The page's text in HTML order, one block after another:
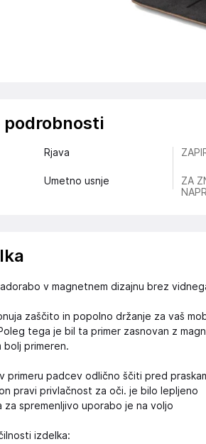
podrobnosti
Rjava
Umetno usnje
ZA
v magnetnem dizajnu brez
zaščito in popolno držanje za vaš
tega je bil ta primer zasnovan z
bolj primeren.
primeru padcev odlično ščiti pred
pravi privlačnost za oči. je bilo lepljeno
za spremenljivo uporabo je na voljo
izdelka: